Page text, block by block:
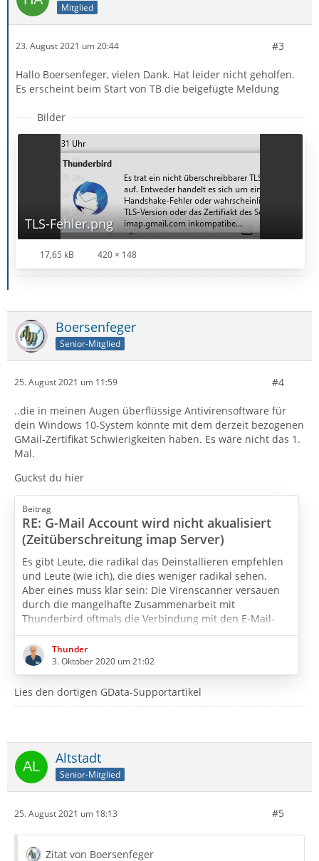
Mitglied
23. August 2021 um 20:44 #3
Hallo Boersenfeger, vielen Dank. Hat leider nicht geholfen.
Es erscheint beim Start von TB die beigefügte Meldung
Bilder
TLS-Fehler.png
17,65 kB 420 × 148
Boersenfeger
Senior-Mitglied
25. August 2021 um 11:59 #4
..die in meinen Augen überflüssige Antivirensoftware für
dein Windows 10-System könnte mit dem derzeit bezogenen
GMail-Zertifikat Schwierigkeiten haben. Es wäre nicht das 1.
Mal.
Guckst du hier
Beitrag
RE: G-Mail Account wird nicht akualisiert
(Zeitüberschreitung imap Server)
Es gibt Leute, die radikal das Deinstallieren empfehlen
und Leute (wie ich), die dies weniger radikal sehen.
Aber eines muss klar sein: Die Virenscanner versauen
durch die mangelhafte Zusammenarbeit mit
Thunderbird oftmals die Verbindung mit den E-Mail-
Servern - vor allem nach Programm-Updates. Daran ist
Thunderbird technisch nicht ganz unschuldig, aber die
Hersteller der Virenscanner müssten das Problem
schon lange genug kennen, um dies klarer zu
kommunizieren und lösen zu können, denke ich.
Thunder
3. Oktober 2020 um 21:02
Lies den dortigen GData-Supportartikel
Altstadt
Senior-Mitglied
25. August 2021 um 18:13 #5
Zitat von Boersenfeger